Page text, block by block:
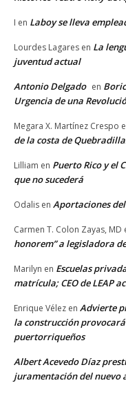
I en Laboy se lleva
Lourdes Lagares en La
juventud actual
Antonio Delgado en
Urgencia de una
Megara X. Martínez Crespo
de la costa de
Lilliam en Puerto Rico y el
que no sucederá
Odalis en Aportaciones
Carmen T. Colon Zayas, MD
honorem” a legisladora
Marilyn en Escuelas
matrícula; CEO de LEAP
Enrique Vélez en Advierte
la construcción
puertorriqueños
Albert Acevedo Díaz presti
juramentación del nuevo